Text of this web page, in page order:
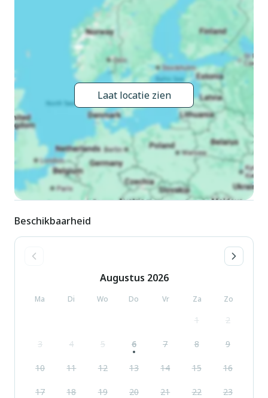
km van het centrum van Como, 50 km van het centrum van
Lecco, tegen een helling, in een woonwijk, 700 m van het
meer. Voor medegebruik: terrein (omheind), tuin op
verschillende niveaus. 100 m lange smalle toegangsweg.
Trappenweg naar het huis. Supermarkt 500 m, bushalte 600
m, treinstation "Como" 50 km, grasstrand 700 m,
openluchtzwembad 4.2 km. Jachthaven 1.2 km, golfterrein
(18 holes) 23 km. Geen lift. De eigenaar woont in hetzelfde
huis.
Laat locatie zien
Beschikbaarheid
Augustus 2026
Ma Di Wo Do Vr Za Zo
1 2
3 4 5 6 7 8 9
10 11 12 13 14 15 16
17 18 19 20 21 22 23